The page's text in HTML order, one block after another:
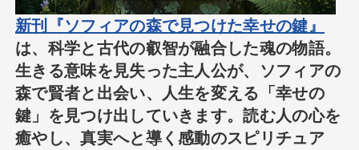
新刊『ソフィアの森で見つけた幸せの鍵』
は、科学と古代の叡智が融合した魂の物語。
生きる意味を見失った主人公が、ソフィアの
森で賢者と出会い、人生を変える「幸せの
鍵」を見つけ出していきます。読む人の心を
癒やし、真実へと導く感動のスピリチュア